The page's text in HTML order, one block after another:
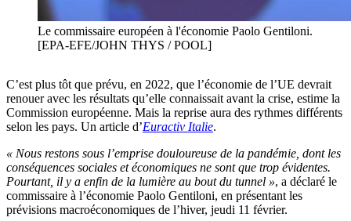
Le commissaire européen à l'économie Paolo Gentiloni.
[EPA-EFE/JOHN THYS / POOL]
C’est plus tôt que prévu, en 2022, que l’économie de l’UE devrait
renouer avec les résultats qu’elle connaissait avant la crise, estime la
Commission européenne. Mais la reprise aura des rythmes différents
selon les pays. Un article d’Euractiv Italie.
« Nous restons sous l’emprise douloureuse de la pandémie, dont les
conséquences sociales et économiques ne sont que trop évidentes.
Pourtant, il y a enfin de la lumière au bout du tunnel », a déclaré le
commissaire à l’économie Paolo Gentiloni, en présentant les
prévisions macroéconomiques de l’hiver, jeudi 11 février.